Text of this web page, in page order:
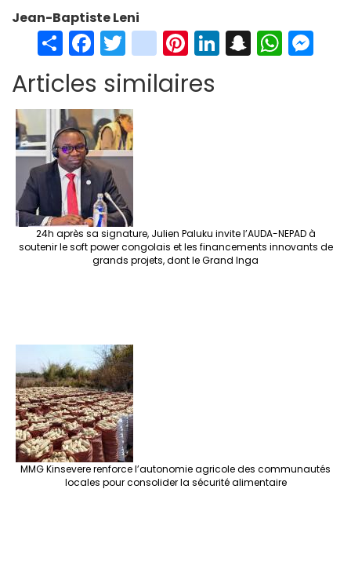
Jean-Baptiste Leni
S
h
ar
e
Fa
ce
b
o
o
k
T
wi
tt
er
in
st
ag
Pi
er
Li S W
Articles similaires
24h après sa signature, Julien Paluku invite l’AUDA-NEPAD à
soutenir le soft power congolais et les financements innovants de
grands projets, dont le Grand Inga
MMG Kinsevere renforce l’autonomie agricole des communautés
locales pour consolider la sécurité alimentaire